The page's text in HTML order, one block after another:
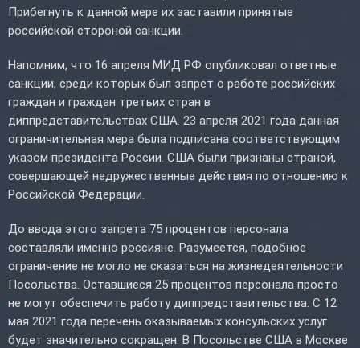
Прибегнуть к данной мере их заставили принятые
российской стороной санкции.
Напомним, что 16 апреля МИД РФ опубликовал ответные
санкции, среди которых был запрет о работе российских
граждан и граждан третьих стран в
диппредставительствах США. 23 апреля 2021 года данная
ограничительная мера была подписана соответствующим
указом президента России. США были признаны страной,
совершающей недружественные действия по отношению к
Российской Федерации.
До ввода этого запрета 75 процентов персонала
составляли именно россияне. Разумеется, подобное
ограничение не могло не сказаться на жизнедеятельности
Посольства. Оставшиеся 25 процентов персонала просто
не могут обеспечить работу диппредставительства. С 12
мая 2021 года перечень оказываемых консульских услуг
будет значительно сокращен. В Посольстве США в Москве